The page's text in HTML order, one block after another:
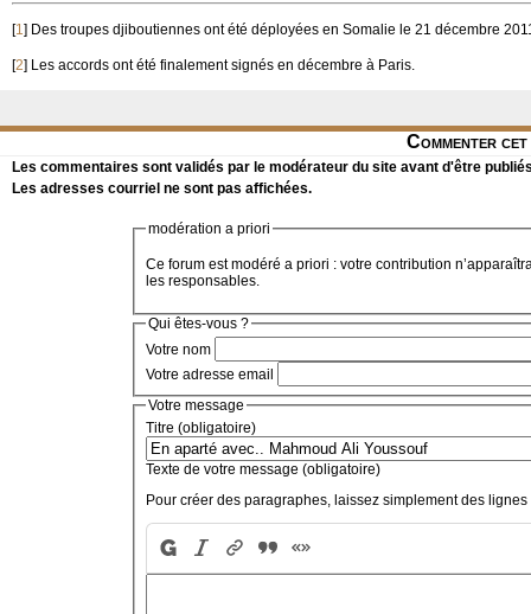
[1] Des troupes djiboutiennes ont été déployées en Somalie le 21 décembre
[2] Les accords ont été finalement signés en décembre à Paris.
Commenter
Les commentaires sont validés par le modérateur du site avant d'être
Les adresses courriel ne sont pas affichées.
modération a priori
Ce forum est modéré a priori : votre contribution
les responsables.
Qui êtes-vous ?
Votre nom
Votre adresse email
Votre message
Titre (obligatoire)
Texte de votre message (obligatoire)
Pour créer des paragraphes, laissez simplement des lignes